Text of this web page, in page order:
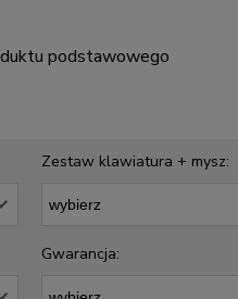
podstawowego
Zestaw klawiatura + mysz:
Gwarancja: